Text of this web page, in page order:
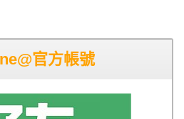
官方帳號